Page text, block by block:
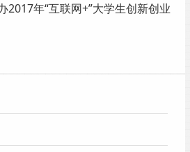
2017年“互联网+”大学生创新创业